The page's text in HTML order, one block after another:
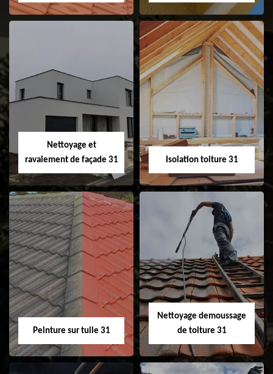
Pose et
changement de
fenêtre de toit et
Velux 31
Nettoyage et pose
Nettoyage et
ravalement de façade 31
Nettoyage et
ravalement de
façade 31
Isolation toiture 31
Isolation toiture 31
Peinture sur tuile 31
Nettoyage demoussage
de toiture 31